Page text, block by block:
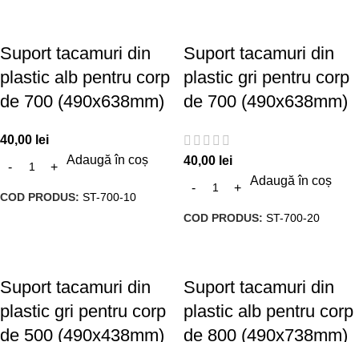
Suport tacamuri din
plastic alb pentru corp
de 700 (490x638mm)
40,00 lei
Adaugă în coș
COD PRODUS: ST-700-10
Suport tacamuri din
plastic gri pentru corp
de 700 (490x638mm)
40,00 lei
Adaugă în coș
COD PRODUS: ST-700-20
Suport tacamuri din
plastic gri pentru corp
de 500 (490x438mm)
Suport tacamuri din
plastic alb pentru corp
de 800 (490x738mm)